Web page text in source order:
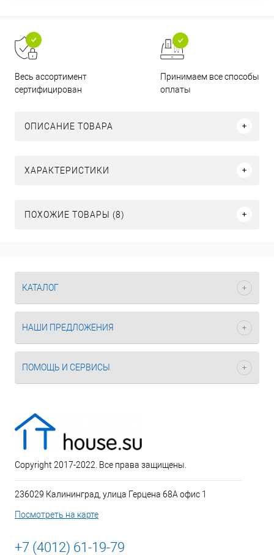
Весь ассортимент
сертифицирован
Принимаем все способы
оплаты
ОПИСАНИЕ ТОВАРА
ХАРАКТЕРИСТИКИ
ПОХОЖИЕ ТОВАРЫ (8)
КАТАЛОГ
НАШИ ПРЕДЛОЖЕНИЯ
ПОМОЩЬ И СЕРВИСЫ
Copyright 2017-2022. Все права защищены.
236029 Калининград, улица Герцена 68А офис 1
Посмотреть на карте
+7 (4012) 61-19-79